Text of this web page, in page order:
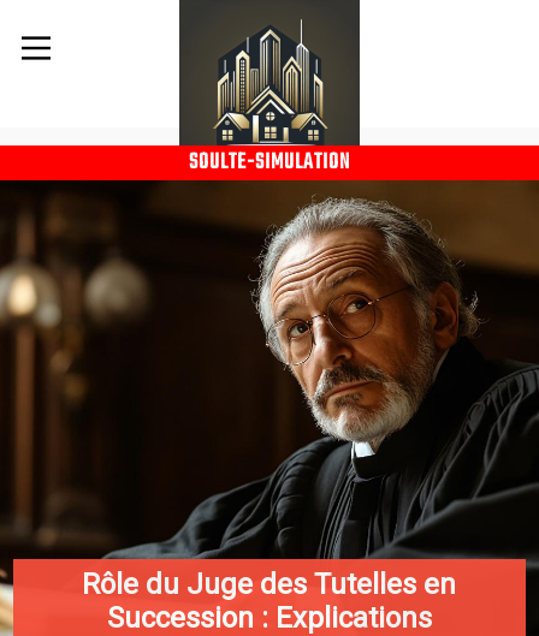
SOULTE-SIMULATION
Rôle du Juge des Tutelles en
Succession : Explications